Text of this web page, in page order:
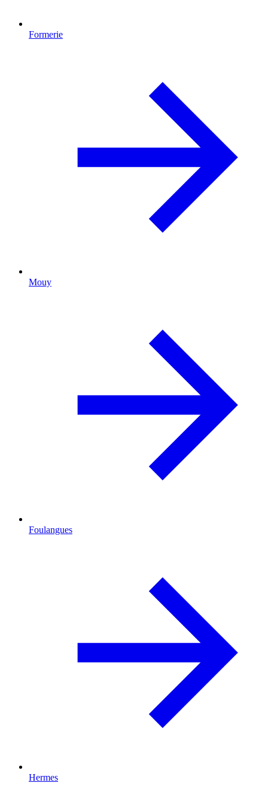
Formerie
Mouy
Foulangues
Hermes